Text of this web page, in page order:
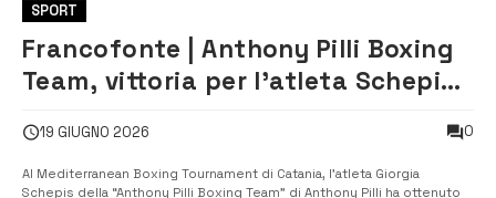
SPORT
Francofonte | Anthony Pilli Boxing
Team, vittoria per l’atleta Schepis
Tournament” di Catania
19 GIUGNO 2026 0
Al Mediterranean Boxing Tournament di Catania, l’atleta Giorgia
Schepis della “Anthony Pilli Boxing Team” di Anthony Pilli ha ottenuto